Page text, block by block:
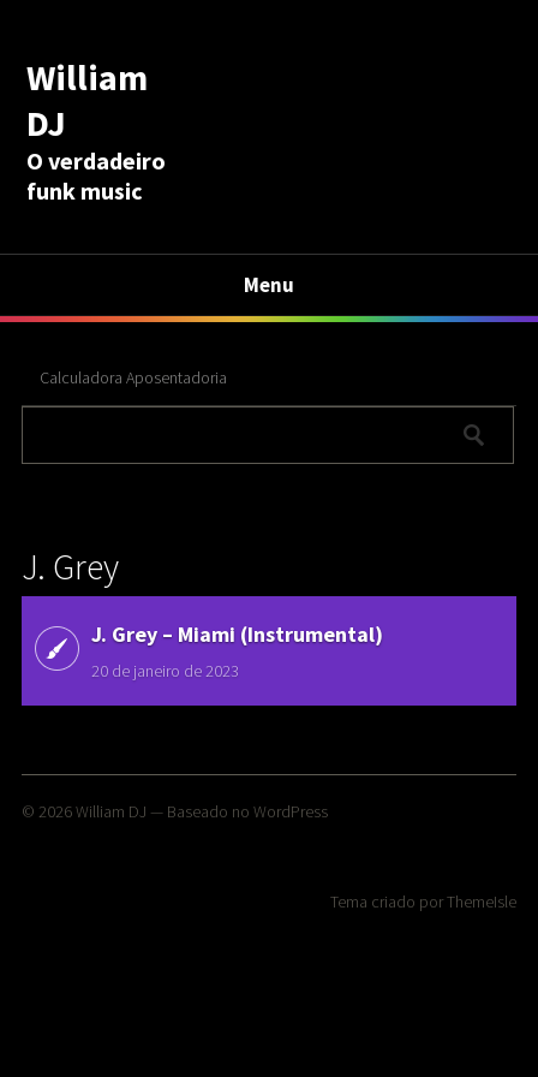
William
DJ
O verdadeiro
funk music
Menu
Calculadora Aposentadoria
J. Grey
J. Grey – Miami (Instrumental)
20 de janeiro de 2023
© 2026William DJ — Baseado no WordPress
Tema criado porThemeIsle